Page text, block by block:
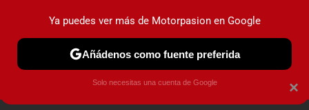
PRUEBAS COCHES ELÉCTRICOS OBSERVATORIO
×
Ya puedes ver más de Motorpasion en Google
Añádenos como fuente preferida
Solo necesitas una cuenta de Google